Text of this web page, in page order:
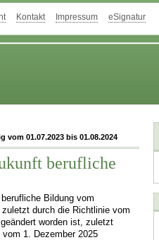
Kontakt Impressum eSignatur
vom 01.07.2023 bis 01.08.2024
berufliche
Bildung vom
durch die Richtlinie vom
worden ist, zuletzt
1. Dezember 2025